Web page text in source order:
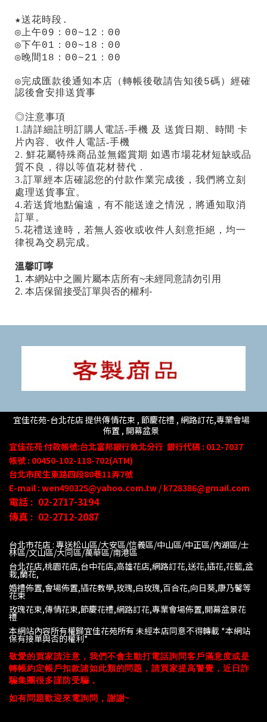
★送花時段.
◎上午09：00~12：00
◎下午01：00~18：00
◎晚間18：00~21：00
◎完成匯款後通知本店（轉帳後敬請告知後5碼） 經確
認後會安排送貨事
◎注意事項
1.請詳細註明訂購人電話-手機 及 送貨日期、時間 卡
片內容、收件人電話-手機
2. 鮮花屬特殊商品並無鑑賞期 如遇市場花材短缺或品
質不良，得以等值花材替代．
3.訂單經本店確認您的付款作業完成後，我們將立刻
處理送貨事宜。
4.若送貨地點偏遠，有不能送達之情況，將通知取消
訂單。
5.花禮送達時，若無人簽收或收件人刻意拒絕，均一
律視為交易完成。
溫馨叮嚀
1. 本網站中之圖片屬本店所有~未經同意請勿引用
2. 本店保留接受訂單與否的權利-
宜佳花苑-台北花店 提供傳情花束 , 節慶花禮 , 網路訂花,專業會場
佈置 , 開幕盆景
宜佳花苑付款帳號:台北富邦銀行敦北分行 銀行代碼 : 012-7037
帳號 : 00450-102-118-702(ATM)
台北市民生東路四段80巷11弄7號
E-mail : wen490325@yahoo.com.tw / k728386@gmail.com
電話 : 02-2717-3194
傳真 : 02-2712-2087
台北市花店 : 專送松山區/大安區/信義區/中山區/中正區/內湖區/士
林區/文山區/大同區/萬華區/南港區
台北花店,桃園花店,台中花店,高雄花店,網路訂花,送花,插花,花籃,盆
栽,蘭花,
婚禮佈置,會場佈置,插花教學,玫瑰,白玫瑰,百合花,向日葵,康乃馨等
花束
玫瑰花束,傳情花束,節慶花禮,網路訂花,專業會場佈置,開幕盆景花
禮
本網站內容所有權歸宜佳花苑所有 未經本店同意不得轉載 *本網站
保有接單與否的權利*
敬愛的買家請注意，我們不會主動打電話詢問客戶滿意度或是
轉帳約定帳戶扣款諸如此類的問題，請買家提高警覺，近日詐
騙集團很多謹防受騙，
如有問題歡迎來電詢問，謝謝~